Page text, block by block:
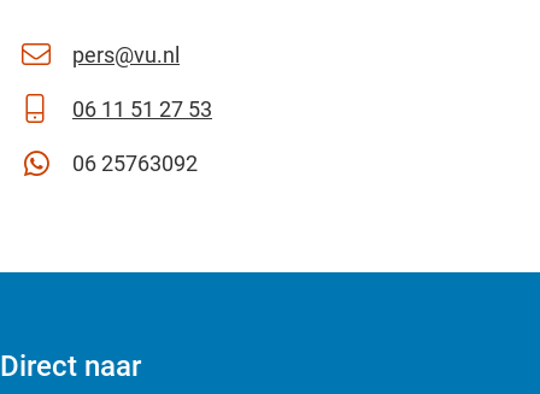
pers@vu.nl
06 11 51 27 53
06 25763092
Direct naar